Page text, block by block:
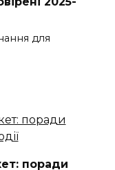
для
поради